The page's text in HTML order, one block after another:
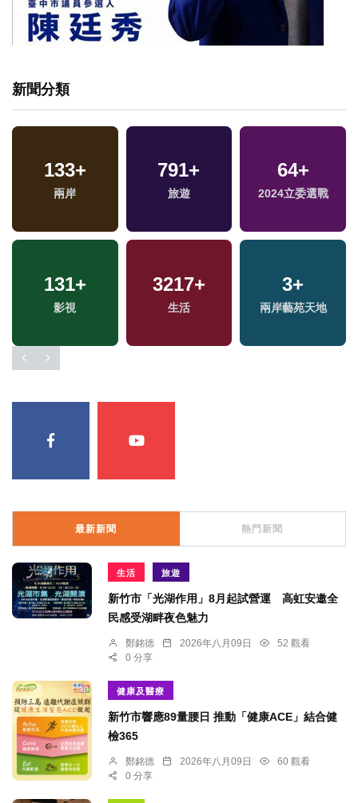
新聞分類
133+
兩岸
791+
旅遊
64+
2024立委選戰
131+
影視
3217+
生活
3+
兩岸藝苑天地
最新新聞 熱門新聞
生活 旅遊
新竹市「光湖作用」8月起試營運 高虹安邀全
民感受湖畔夜色魅力
鄭銘德 2026年八月09日
52 觀看
0 分享
健康及醫療
新竹市響應89量腰日 推動「健康ACE」結合健
檢365
鄭銘德 2026年八月09日
60 觀看
0 分享